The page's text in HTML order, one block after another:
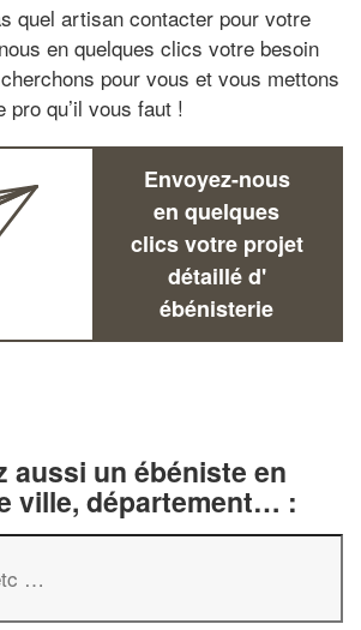
quel artisan contacter pour votre
en quelques clics votre besoin
pour vous et vous mettons
qu’il vous faut !
Envoyez-nous
en quelques
clics votre projet
détaillé d'
ébénisterie
aussi un ébéniste en
ville, département… :